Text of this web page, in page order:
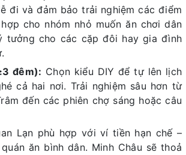
đi và đảm bảo trải nghiệm các điểm
cho nhóm nhỏ muốn ăn chơi dân
tưởng cho các cặp đôi hay gia đình
đêm): Chọn kiểu DIY để tự lên lịch
cả hai nơi. Trải nghiệm sâu hơn từ
đến các phiên chợ sáng hoặc câu
Lạn phù hợp với ví tiền hạn chế –
ăn bình dân. Minh Châu sẽ thoả